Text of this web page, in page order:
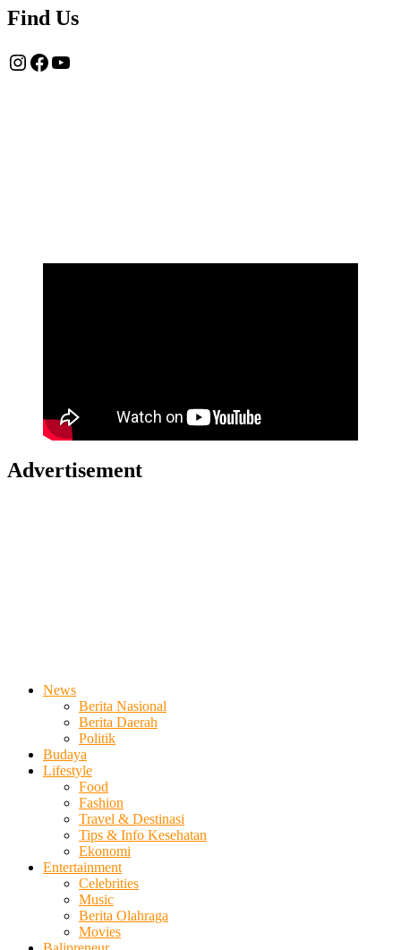
Find Us
Instagram
Facebook
YouTube
Advertisement
News
Berita Nasional
Berita Daerah
Politik
Budaya
Lifestyle
Food
Fashion
Travel & Destinasi
Tips & Info Kesehatan
Ekonomi
Entertainment
Celebrities
Music
Berita Olahraga
Movies